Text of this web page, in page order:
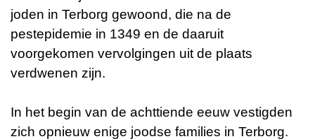
joden in Terborg gewoond, die na de
pestepidemie in 1349 en de daaruit
voorgekomen vervolgingen uit de plaats
verdwenen zijn.
In het begin van de achttiende eeuw vestigden
zich opnieuw enige joodse families in Terborg.